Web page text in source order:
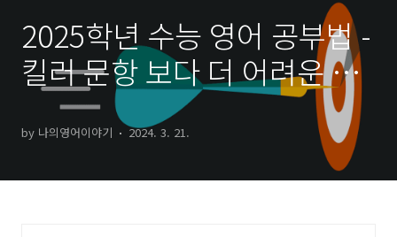
2025학년 수능 영어 공부법 -
킬러 문항 보다 더 어려운 것
이 온다!
by 나의영어이야기 2024. 3. 21.